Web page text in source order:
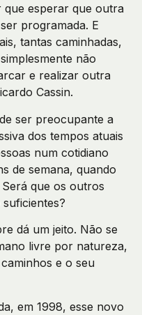
que esperar que outra
programada. E
tantas caminhadas,
não
e realizar outra
Cassin.
ser preocupante a
dos tempos atuais
num cotidiano
de semana, quando
que os outros
dá um jeito. Não se
livre por natureza,
e o seu
em 1998, esse novo